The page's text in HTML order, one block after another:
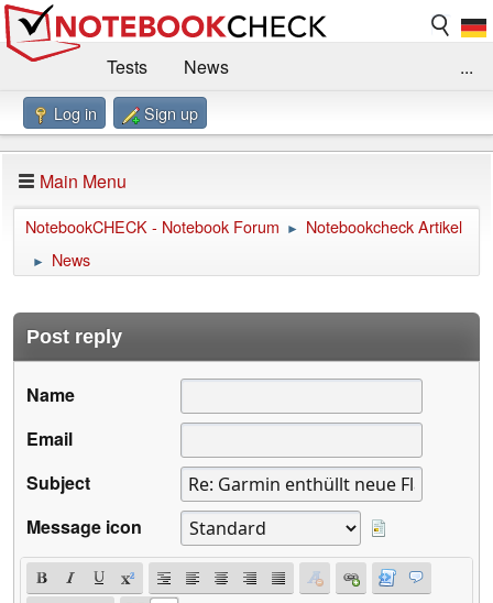
Tests
News
Benchmarks / Technik
Forum
Impressum
...
Log in Sign up
Main Menu
NotebookCHECK - Notebook Forum ► Notebookcheck Artikel
► News
Post reply
Name
Email
Subject
Message icon